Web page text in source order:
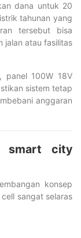
dana untuk 20
tahunan yang
tersebut bisa
jalan atau fasilitas
panel 100W 18V
sistem tetap
anggaran
smart city
konsep
sangat selaras